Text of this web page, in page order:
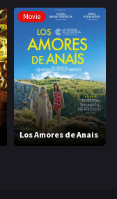
Movie
Los Amores de Anais